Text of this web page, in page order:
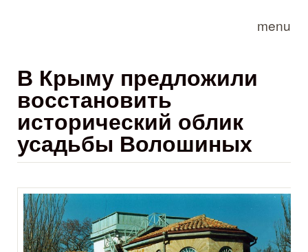
menu
В Крыму предложили
восстановить
исторический облик
усадьбы Волошиных